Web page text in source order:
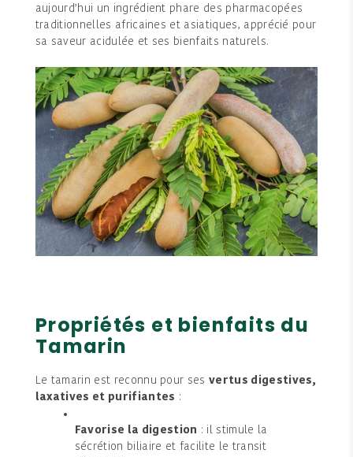
aujourd’hui un ingrédient phare des pharmacopées
traditionnelles africaines et asiatiques, apprécié pour
sa saveur acidulée et ses bienfaits naturels.
Propriétés et bienfaits du
Tamarin
Le tamarin est reconnu pour sesvertus digestives,
laxatives et purifiantes :
Favorise la digestion : il stimule la
sécrétion biliaire et facilite le transit